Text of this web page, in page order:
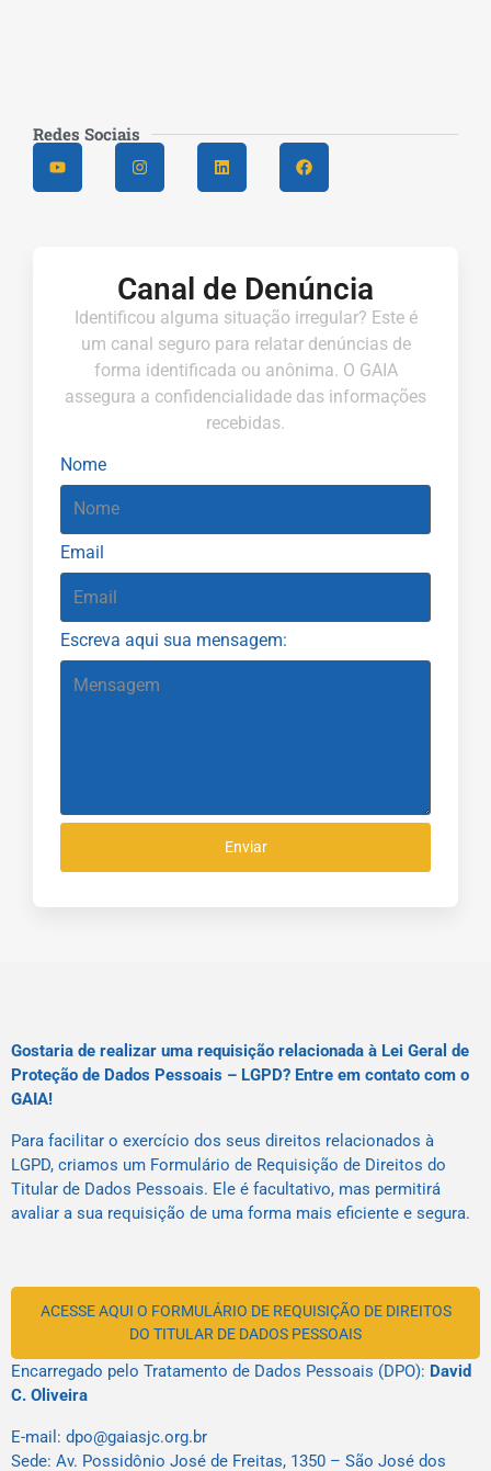
Redes Sociais
Canal de Denúncia
Identificou alguma situação irregular? Este é
um canal seguro para relatar denúncias de
forma identificada ou anônima. O GAIA
assegura a confidencialidade das informações
recebidas.
Nome
Email
Escreva aqui sua mensagem:
Enviar
Gostaria de realizar uma requisição relacionada à Lei Geral de
Proteção de Dados Pessoais – LGPD? Entre em contato com o
GAIA!
Para facilitar o exercício dos seus direitos relacionados à
LGPD, criamos um Formulário de Requisição de Direitos do
Titular de Dados Pessoais. Ele é facultativo, mas permitirá
avaliar a sua requisição de uma forma mais eficiente e segura.
ACESSE AQUI O FORMULÁRIO DE REQUISIÇÃO DE DIREITOS
DO TITULAR DE DADOS PESSOAIS
Encarregado pelo Tratamento de Dados Pessoais (DPO): David
C. Oliveira
E-mail: dpo@gaiasjc.org.br
Sede: Av. Possidônio José de Freitas, 1350 – São José dos